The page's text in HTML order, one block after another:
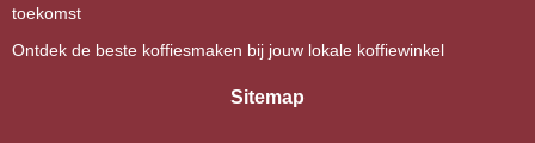
toekomst
Ontdek de beste koffiesmaken bij jouw lokale koffiewinkel
Sitemap